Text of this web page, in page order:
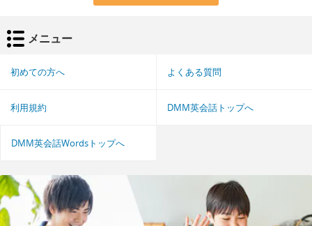
メニュー
初めての方へ よくある質問
利用規約 DMM英会話トップへ
DMM英会話Wordsトップへ